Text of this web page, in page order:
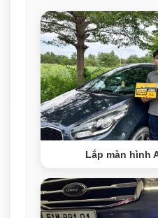
Lắp màn hình